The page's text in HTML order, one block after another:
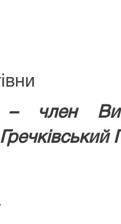
– член
Гречківський